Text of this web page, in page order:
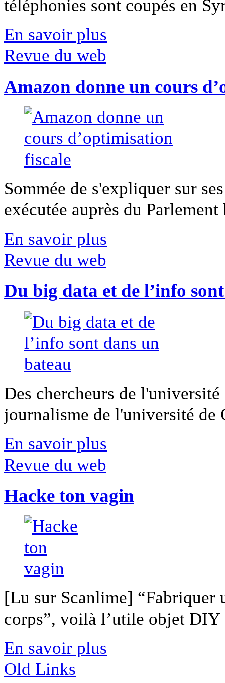
téléphonies sont coupés en
En savoir plus
Revue du web
Amazon donne un cours
Sommée de s'expliquer sur
exécutée auprès du
En savoir plus
Revue du web
Du big data et de l’info
Des chercheurs de
journalisme de l'université
En savoir plus
Revue du web
Hacke ton vagin
[Lu sur Scanlime] “Fabriquer
corps”, voilà l’utile objet
En savoir plus
Old Links